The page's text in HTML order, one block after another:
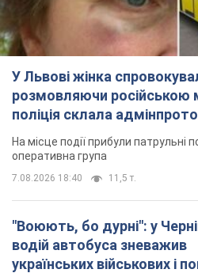
У Львові жінка
розмовляючи російською
поліція склала
На місце події прибули патрульні
оперативна група
7.08.2026 18:40 11,5 т.
"Воюють, бо дурні": у
водій автобуса зневажив
українських військових і